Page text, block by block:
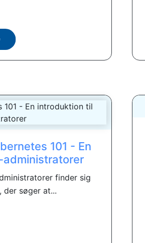
101 - En
finder sig
der søger at...